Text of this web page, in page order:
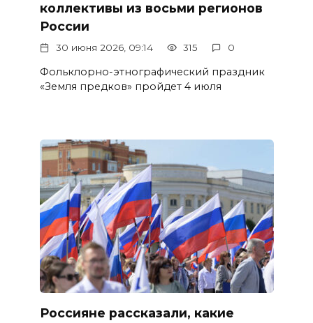
коллективы из восьми регионов
России
30 июня 2026, 09:14 315 0
Фольклорно-этнографический праздник
«Земля предков» пройдет 4 июля
Россияне рассказали, какие